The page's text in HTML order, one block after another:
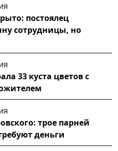
постоялец
сотрудницы, но
33 куста цветов с
трое парней
деньги